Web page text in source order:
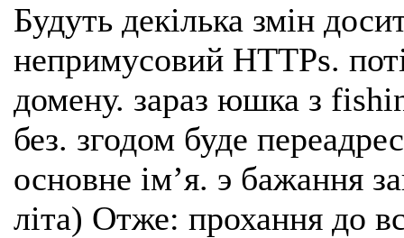
Будуть декілька змін
непримусовий HTTPs.
домену. зараз юшка з
без. згодом буде
основне імʼя. э бажання
літа) Отже: прохання до